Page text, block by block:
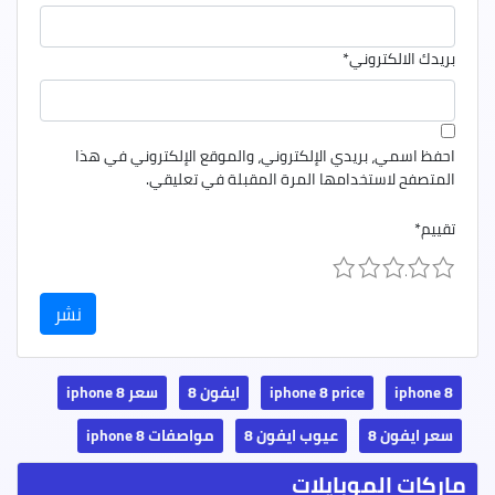
بريدك الالكتروني*
احفظ اسمي، بريدي الإلكتروني، والموقع الإلكتروني في هذا
المتصفح لاستخدامها المرة المقبلة في تعليقي.
تقييم*
5
4
3
2
iphone 8
iphone 8 price ايفون 8
سعر iphone 8
سعر ايفون 8
عيوب ايفون 8 مواصفات iphone 8
ماركات الموبايلات